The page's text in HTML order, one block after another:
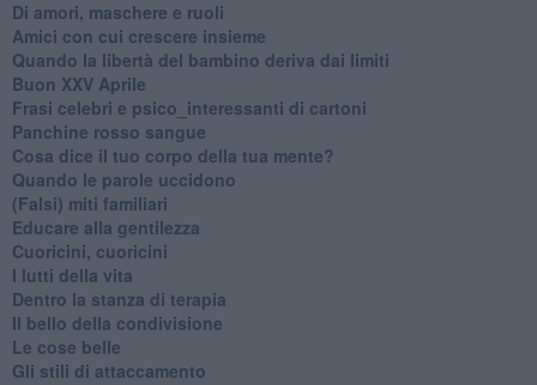
Di amori, maschere e ruoli
​Amici con cui crescere insieme
​Quando la libertà del bambino deriva dai limiti
Buon XXV Aprile
​Frasi celebri e psico_interessanti di cartoni
​Panchine rosso sangue
​Cosa dice il tuo corpo della tua mente?
​Quando le parole uccidono
​(Falsi) miti familiari
​Educare alla gentilezza
​Cuoricini, cuoricini
I lutti della vita
​Dentro la stanza di terapia
​Il bello della condivisione
Le cose belle
​Gli stili di attaccamento